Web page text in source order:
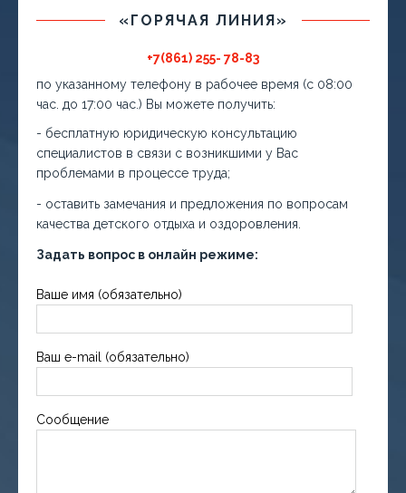
«ГОРЯЧАЯ ЛИНИЯ»
+7(861) 255- 78-83
по указанному телефону в рабочее время (с 08:00
час. до 17:00 час.) Вы можете получить:
- бесплатную юридическую консультацию
специалистов в связи с возникшими у Вас
проблемами в процессе труда;
- оставить замечания и предложения по вопросам
качества детского отдыха и оздоровления.
Задать вопрос в онлайн режиме:
Ваше имя (обязательно)
Ваш e-mail (обязательно)
Сообщение